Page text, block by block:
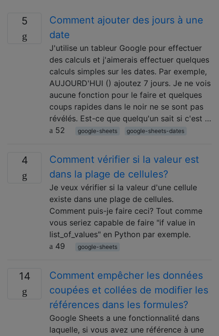
5
Comment ajouter des jours à une
date
J'utilise un tableur Google pour effectuer
des calculs et j'aimerais effectuer quelques
calculs simples sur les dates. Par exemple,
AUJOURD'HUI () ajoutez 7 jours. Je ne vois
aucune fonction pour le faire et quelques
coups rapides dans le noir ne se sont pas
révélés. Est-ce que quelqu'un sait si c'est …
52
google-sheets google-sheets-dates
4
Comment vérifier si la valeur est
dans la plage de cellules?
Je veux vérifier si la valeur d'une cellule
existe dans une plage de cellules.
Comment puis-je faire ceci? Tout comme
vous seriez capable de faire "if value in
list_of_values" en Python par exemple.
49
google-sheets
14
Comment empêcher les données
coupées et collées de modifier les
références dans les formules?
Google Sheets a une fonctionnalité dans
laquelle, si vous avez une référence à une